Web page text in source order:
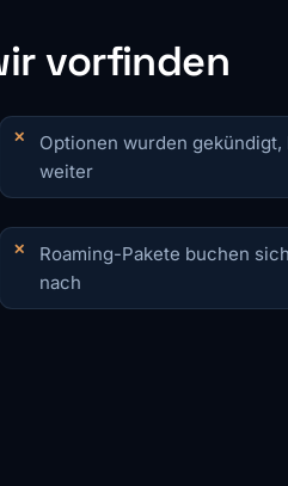
vorfinden
Optionen wurden gekündigt,
weiter
Roaming-Pakete buchen
nach